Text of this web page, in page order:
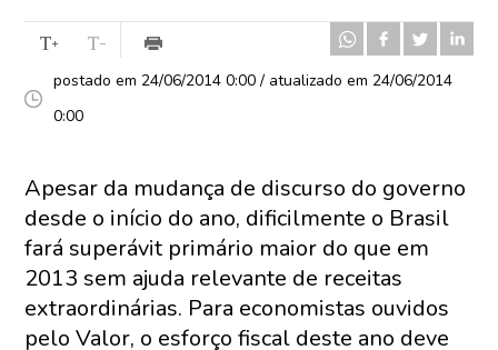
postado em 24/06/2014 0:00 / atualizado em 24/06/2014
0:00
Apesar da mudança de discurso do governo
desde o início do ano, dificilmente o Brasil
fará superávit primário maior do que em
2013 sem ajuda relevante de receitas
extraordinárias. Para economistas ouvidos
pelo Valor, o esforço fiscal deste ano deve